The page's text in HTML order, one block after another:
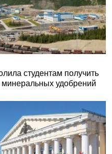
студентам получить
удобрений